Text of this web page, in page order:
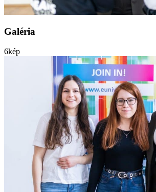
Galéria
6kép